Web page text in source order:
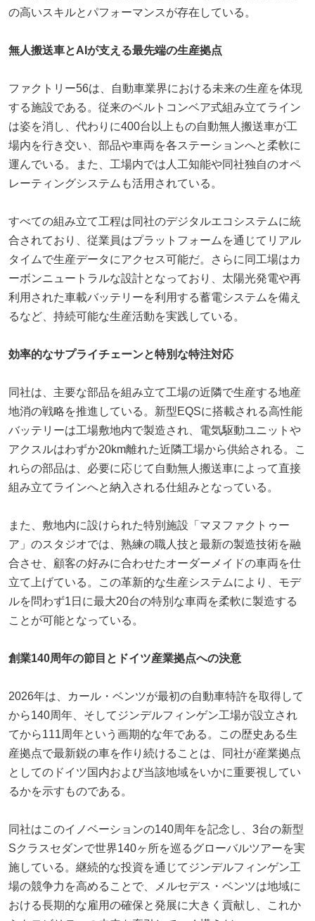
の高いスキルとパフォーマンスが存在している。
無人搬送車とAIが支える最先端の生産拠点
ファクトリー56は、自動車業界における未来の生産を体現
する施設である。従来のベルトコンベア式組み立てライン
は姿を消し、代わりに400台以上もの自動無人搬送車が工
場内を行き交い、部品や車両を各ステーションへと柔軟に
運んでいる。また、工場内では人工知能や同社独自のオペ
レーティングシステムも活用されている。
すべての組み立て工程は同社のデジタルエコシステムに統
合されており、従業員はプラットフォームを通じてリアル
タイムで生産データにアクセス可能だ。さらに同工場はカ
ーボンニュートラルな設計となっており、太陽光発電や再
利用された車載バッテリーを利用する蓄電システムを備え
るなど、持続可能な生産活動を実践している。
効率的なサプライチェーンと特別な特注対応
同社は、主要な部品を組み立て工場の近隣で生産する地産
地消の戦略を推進している。新型EQSに搭載される高性能
バッテリーは工場敷地内で製造され、電気駆動ユニットや
アクスルはわずか20km離れた近隣工場から供給される。こ
れらの部品は、必要に応じて自動無人搬送車によって直接
組み立てラインへと納入される仕組みとなっている。
また、敷地内に設けられた特別施設「マヌファクトゥー
ア」のスタジオでは、熟練の職人技と最新の製造技術を融
合させ、顧客の好みに合わせたオーダーメイドの車両を仕
立て上げている。この革新的な生産システムにより、モデ
ルを問わず1日に最大20台の特別な車両を柔軟に製造する
ことが可能となっている。
創業140周年の節目とドイツ産業拠点への決意
2026年は、カール・ベンツが最初の自動車特許を取得して
から140周年、そしてジンデルフィンゲン工場が設立され
てから111周年という画期的な年である。この歴史ある生
産拠点で最新鋭の車を作り続けることは、同社が産業拠点
としてのドイツ国内および当該地域をいかに重要視してい
るかを示すものである。
同社はこのイノベーションの140周年を記念し、3台の新型
Sクラスセダンで世界140ヶ所を巡るグローバルツアーを実
施している。継続的な投資を通じてジンデルフィンゲン工
場の競争力を高めることで、メルセデス・ベンツは地域に
おける長期的な雇用の確保と発展に大きく貢献し、これか